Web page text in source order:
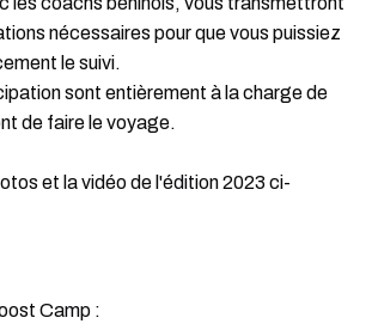
nécessaires pour que vous puissiez
le suivi.
sont entièrement à la charge de
de faire le voyage.
et la vidéo de l'édition 2023 ci-
Camp :